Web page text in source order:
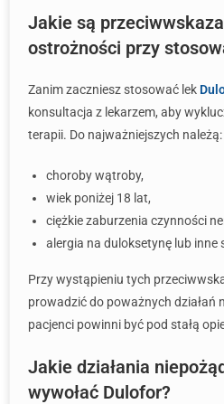
Jakie są
ostrożności przy
Zanim zaczniesz stosować lek
konsultacja z lekarzem, aby
terapii. Do najważniejszych należą:
choroby wątroby,
wiek poniżej 18 lat,
ciężkie zaburzenia czynności
alergia na duloksetynę lub inne
Przy wystąpieniu tych
prowadzić do poważnych działań
pacjenci powinni być pod stałą
Jakie działania
wywołać Dulofor?